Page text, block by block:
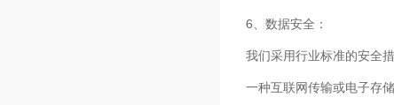
6、数据安全：
我们采用行业标准的安全
一种互联网传输或电子存